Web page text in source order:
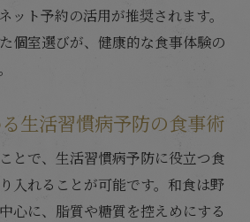
ット予約の活用が推奨されます。
個室選びが、健康的な食事体験の
生活習慣病予防の食事術
とで、生活習慣病予防に役立つ食
入れることが可能です。和食は野
心に、脂質や糖質を控えめにする